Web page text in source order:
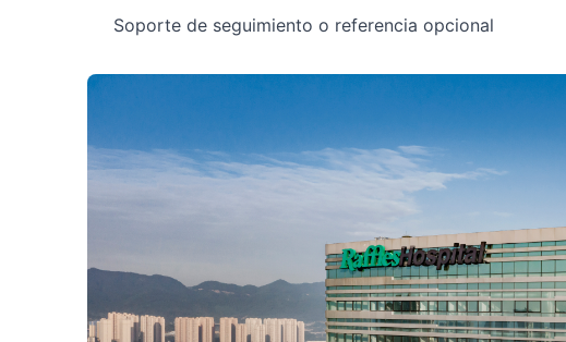
Soporte de seguimiento o referencia opcional